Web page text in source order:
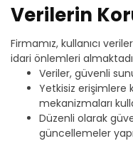
Verilerin
Firmamız, kullanıcı
idari önlemleri
Veriler, güvenli
Yetkisiz erişimlere
mekanizmaları
Düzenli olarak
güncellemeler